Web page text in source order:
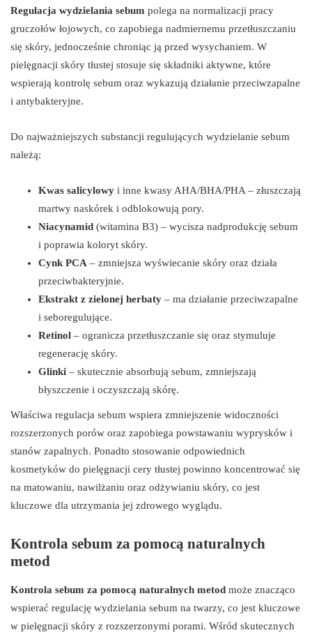
Regulacja wydzielania sebum polega na normalizacji pracy
gruczołów łojowych, co zapobiega nadmiernemu przetłuszczaniu
się skóry, jednocześnie chroniąc ją przed wysychaniem. W
pielęgnacji skóry tłustej stosuje się składniki aktywne, które
wspierają kontrolę sebum oraz wykazują działanie przeciwzapalne
i antybakteryjne.
Do najważniejszych substancji regulujących wydzielanie sebum
należą:
Kwas salicylowy i inne kwasy AHA/BHA/PHA – złuszczają
martwy naskórek i odblokowują pory.
Niacynamid (witamina B3) – wycisza nadprodukcję sebum
i poprawia koloryt skóry.
Cynk PCA – zmniejsza wyświecanie skóry oraz działa
przeciwbakteryjnie.
Ekstrakt z zielonej herbaty – ma działanie przeciwzapalne
i seboregulujące.
Retinol – ogranicza przetłuszczanie się oraz stymuluje
regenerację skóry.
Glinki – skutecznie absorbują sebum, zmniejszają
błyszczenie i oczyszczają skórę.
Właściwa regulacja sebum wspiera zmniejszenie widoczności
rozszerzonych porów oraz zapobiega powstawaniu wyprysków i
stanów zapalnych. Ponadto stosowanie odpowiednich
kosmetyków do pielęgnacji cery tłustej powinno koncentrować się
na matowaniu, nawilżaniu oraz odżywianiu skóry, co jest
kluczowe dla utrzymania jej zdrowego wyglądu.
Kontrola sebum za pomocą naturalnych
metod
Kontrola sebum za pomocą naturalnych metod może znacząco
wspierać regulację wydzielania sebum na twarzy, co jest kluczowe
w pielęgnacji skóry z rozszerzonymi porami. Wśród skutecznych